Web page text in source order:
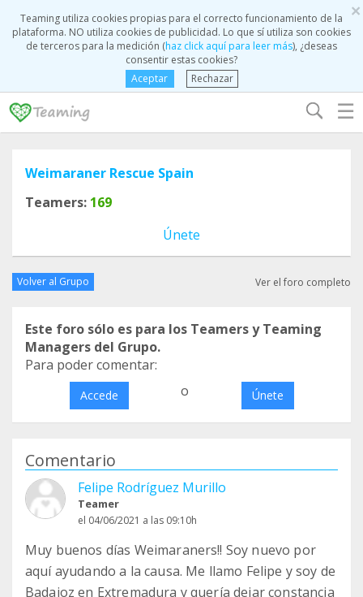
×
Teaming utiliza cookies propias para el correcto funcionamiento de la
plataforma. NO utiliza cookies de publicidad. Lo que sí utiliza son cookies
de terceros para la medición (haz click aquí para leer más), ¿deseas
consentir estas cookies?
Aceptar
Rechazar
☰
Weimaraner Rescue Spain
Teamers: 169
Únete
Volver al Grupo Ver el foro completo
Este foro sólo es para los Teamers y Teaming
Managers del Grupo.
Para poder comentar:
Accede o Únete
Comentario
Felipe Rodríguez Murillo
Teamer
el 04/06/2021 a las 09:10h
Muy buenos días Weimaraners!! Soy nuevo por
aquí ayudando a la causa. Me llamo Felipe y soy de
Badajoz en Extremadura y quería dejar constancia